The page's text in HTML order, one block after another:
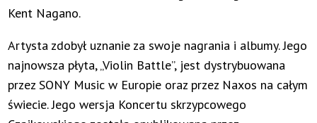
Kent Nagano.
Artysta zdobył uznanie za swoje nagrania i albumy. Jego
najnowsza płyta, „Violin Battle”, jest dystrybuowana
przez SONY Music w Europie oraz przez Naxos na całym
świecie. Jego wersja Koncertu skrzypcowego